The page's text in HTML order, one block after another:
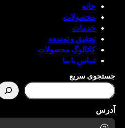
خانه
محصولات
خدمات
تحقیق و توسعه
کاتالوگ محصولات
تماس با ما
جستجوی سریع
آدرس